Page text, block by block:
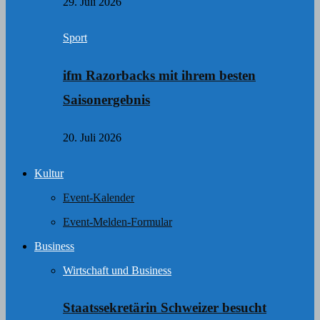
Sport
ifm Razorbacks mit ihrem besten
Saisonergebnis
20. Juli 2026
Kultur
Event-Kalender
Event-Melden-Formular
Business
Wirtschaft und Business
Staatssekretärin Schweizer besucht